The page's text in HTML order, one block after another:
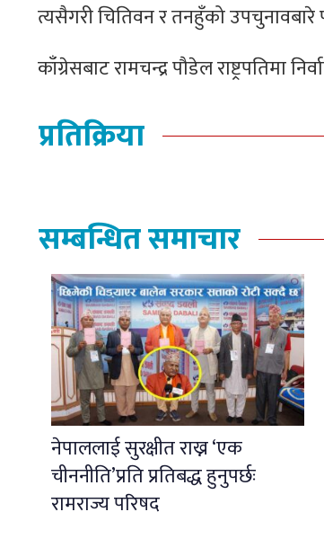
त्यसैगरी चितिवन र तनहुँको
काँग्रेसबाट रामचन्द्र पौडेल राष्ट्रपतिमा
प्रतिक्रिया
सम्बन्धित समाचार
नेपाललाई सुरक्षीत राख्न ‘एक
चीननीति’प्रति प्रतिबद्ध हुनुपर्छः
रामराज्य परिषद